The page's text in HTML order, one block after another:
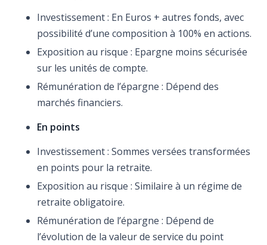
Investissement : En Euros + autres fonds, avec
possibilité d’une composition à 100% en actions.
Exposition au risque : Epargne moins sécurisée
sur les unités de compte.
Rémunération de l’épargne : Dépend des
marchés financiers.
En points
Investissement : Sommes versées transformées
en points pour la retraite.
Exposition au risque : Similaire à un régime de
retraite obligatoire.
Rémunération de l’épargne : Dépend de
l’évolution de la valeur de service du point